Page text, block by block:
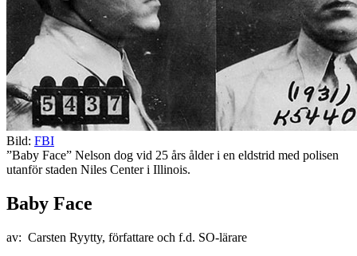
Bild: FBI
”Baby Face” Nelson dog vid 25 års ålder i en eldstrid med polisen
utanför staden Niles Center i Illinois.
Baby Face
av: Carsten Ryytty, författare och f.d. SO-lärare